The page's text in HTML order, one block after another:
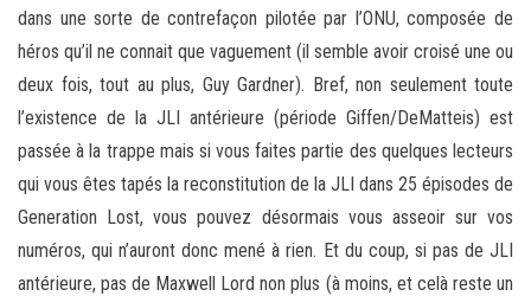
dans une sorte de contrefaçon pilotée par l’ONU, composée de
héros qu’il ne connait que vaguement (il semble avoir croisé une ou
deux fois, tout au plus, Guy Gardner). Bref, non seulement toute
l’existence de la JLI antérieure (période Giffen/DeMatteis) est
passée à la trappe mais si vous faites partie des quelques lecteurs
qui vous êtes tapés la reconstitution de la JLI dans 25 épisodes de
Generation Lost, vous pouvez désormais vous asseoir sur vos
numéros, qui n’auront donc mené à rien. Et du coup, si pas de JLI
antérieure, pas de Maxwell Lord non plus (à moins, et celà reste un